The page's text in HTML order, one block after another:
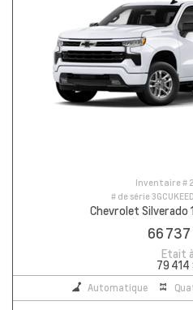
Inventaire #
# de série
Chevrolet Silverado
66
Etait à
79 414
Automatique